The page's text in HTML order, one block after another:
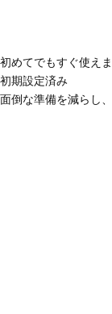
初めてでもすぐ使え
初期設定済み
面倒な準備を減らし